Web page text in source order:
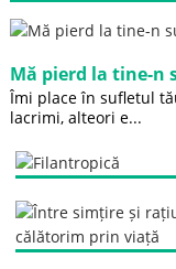
Mă pierd la tine-n
Îmi place în sufletul
lacrimi, alteori e...